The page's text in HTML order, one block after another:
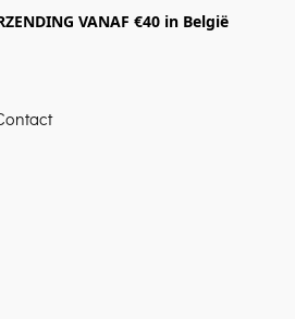
VANAF €40 in België